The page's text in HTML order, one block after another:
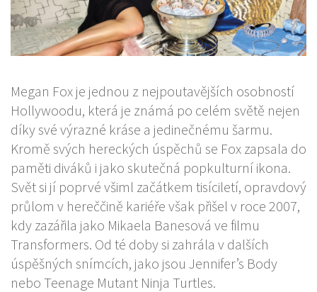
Megan Fox je jednou z nejpoutavějších osobností
Hollywoodu, která je známá po celém světě nejen
díky své výrazné kráse a jedinečnému šarmu.
Kromě svých hereckých úspěchů se Fox zapsala do
paměti diváků i jako skutečná popkulturní ikona.
Svět si jí poprvé všiml začátkem tisíciletí, opravdový
průlom v hereččině kariéře však přišel v roce 2007,
kdy zazářila jako Mikaela Banesová ve filmu
Transformers. Od té doby si zahrála v dalších
úspěšných snímcích, jako jsou Jennifer’s Body
nebo Teenage Mutant Ninja Turtles.